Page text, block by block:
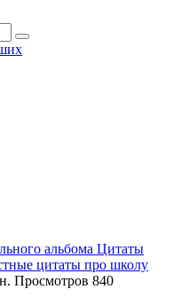
альбома Цитаты
цитаты про школу
Просмотров 840